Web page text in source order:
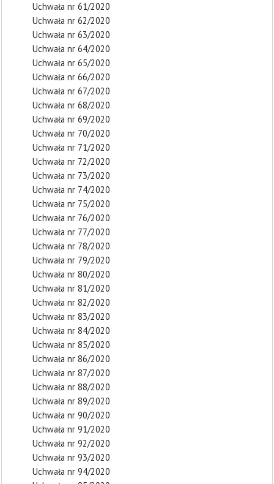
Uchwała nr 61/2020
Uchwała nr 62/2020
Uchwała nr 63/2020
Uchwała nr 64/2020
Uchwała nr 65/2020
Uchwała nr 66/2020
Uchwała nr 67/2020
Uchwała nr 68/2020
Uchwała nr 69/2020
Uchwała nr 70/2020
Uchwała nr 71/2020
Uchwała nr 72/2020
Uchwała nr 73/2020
Uchwała nr 74/2020
Uchwała nr 75/2020
Uchwała nr 76/2020
Uchwała nr 77/2020
Uchwała nr 78/2020
Uchwała nr 79/2020
Uchwała nr 80/2020
Uchwała nr 81/2020
Uchwała nr 82/2020
Uchwała nr 83/2020
Uchwała nr 84/2020
Uchwała nr 85/2020
Uchwała nr 86/2020
Uchwała nr 87/2020
Uchwała nr 88/2020
Uchwała nr 89/2020
Uchwała nr 90/2020
Uchwała nr 91/2020
Uchwała nr 92/2020
Uchwała nr 93/2020
Uchwała nr 94/2020